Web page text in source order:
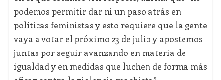
podemos permitir dar ni un paso atrás en
políticas feministas y esto requiere que la gente
vaya a votar el próximo 23 de julio y apostemos
juntas por seguir avanzando en materia de
igualdad y en medidas que luchen de forma más